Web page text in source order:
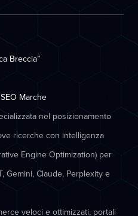
Breccia”
Marche
nel posizionamento
ricerche con intelligenza
Engine Optimization) per
Gemini, Claude, Perplexity e
veloci e ottimizzati, portali